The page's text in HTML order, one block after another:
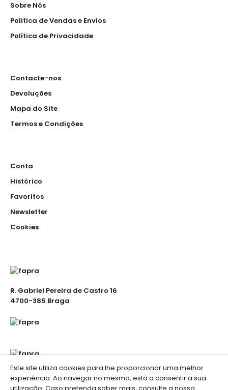
Este site utiliza cookies para lhe proporcionar uma melhor
experiência. Ao navegar no mesmo, está a consentir a sua
Túnica em sarja de 200 gramas , 65% poliéster 35%
algodão com 1 bolso em baixo e aperto com molas Me..
Túnica em sarja de 200 gramas , 35% Algodão 65%
Túnica
23.00€
Sobre Nós
Politica de Vendas e Envios
Política de Privacidade
Contacte-nos
Devoluções
Mapa do Site
Termos e Condições
Conta
Histórico
Favoritos
Newsletter
Cookies
R. Gabriel Pereira de Castro 16
4700-385 Braga